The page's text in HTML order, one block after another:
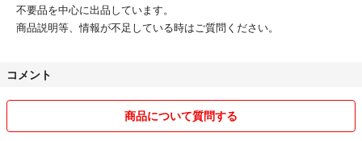
不要品を中心に出品しています。
商品説明等、情報が不足している時はご質問ください。
コメント
商品について質問する